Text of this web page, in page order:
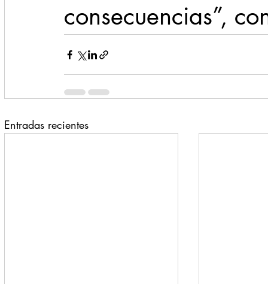
consecuencias”,
Entradas recientes